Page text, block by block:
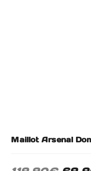
Maillot Arsenal